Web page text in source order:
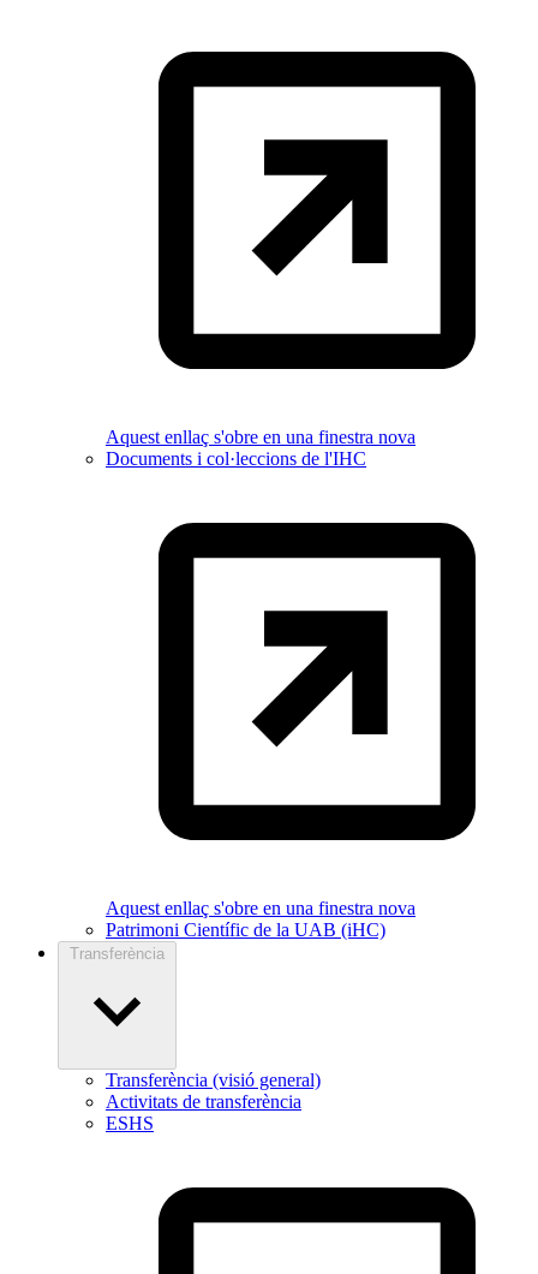
Aquest enllaç s'obre en una finestra nova
Documents i col·leccions de l'IHC
Aquest enllaç s'obre en una finestra nova
Patrimoni Científic de la UAB (iHC)
Transferència
Transferència (visió general)
Activitats de transferència
ESHS